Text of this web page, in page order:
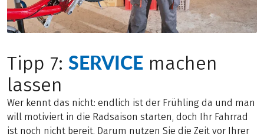
Tipp 7: SERVICE machen
lassen
Wer kennt das nicht: endlich ist der Frühling da und man
will motiviert in die Radsaison starten, doch Ihr Fahrrad
ist noch nicht bereit. Darum nutzen Sie die Zeit vor Ihrer